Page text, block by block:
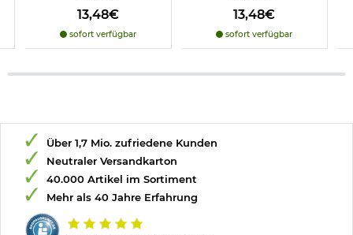
13,48€
sofort verfügbar
13,48€
sofort verfügbar
Über 1,7 Mio. zufriedene Kunden
Neutraler Versandkarton
40.000 Artikel im Sortiment
Mehr als 40 Jahre Erfahrung